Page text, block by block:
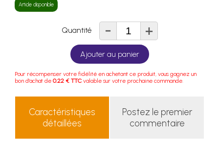
Article disponible
Quantité - +
Ajouter au panier
Pour récompenser votre fidélité en achetant ce produit, vous gagnez un
bon d'achat de 0.22 € TTC valable sur votre prochaine commande.
Caractéristiques
détaillées
Postez le premier
commentaire